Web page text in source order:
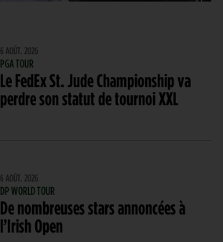
6 AOÛT. 2026
PGA TOUR
Le FedEx St. Jude Championship va
perdre son statut de tournoi XXL
6 AOÛT. 2026
DP WORLD TOUR
De nombreuses stars annoncées à
l’Irish Open